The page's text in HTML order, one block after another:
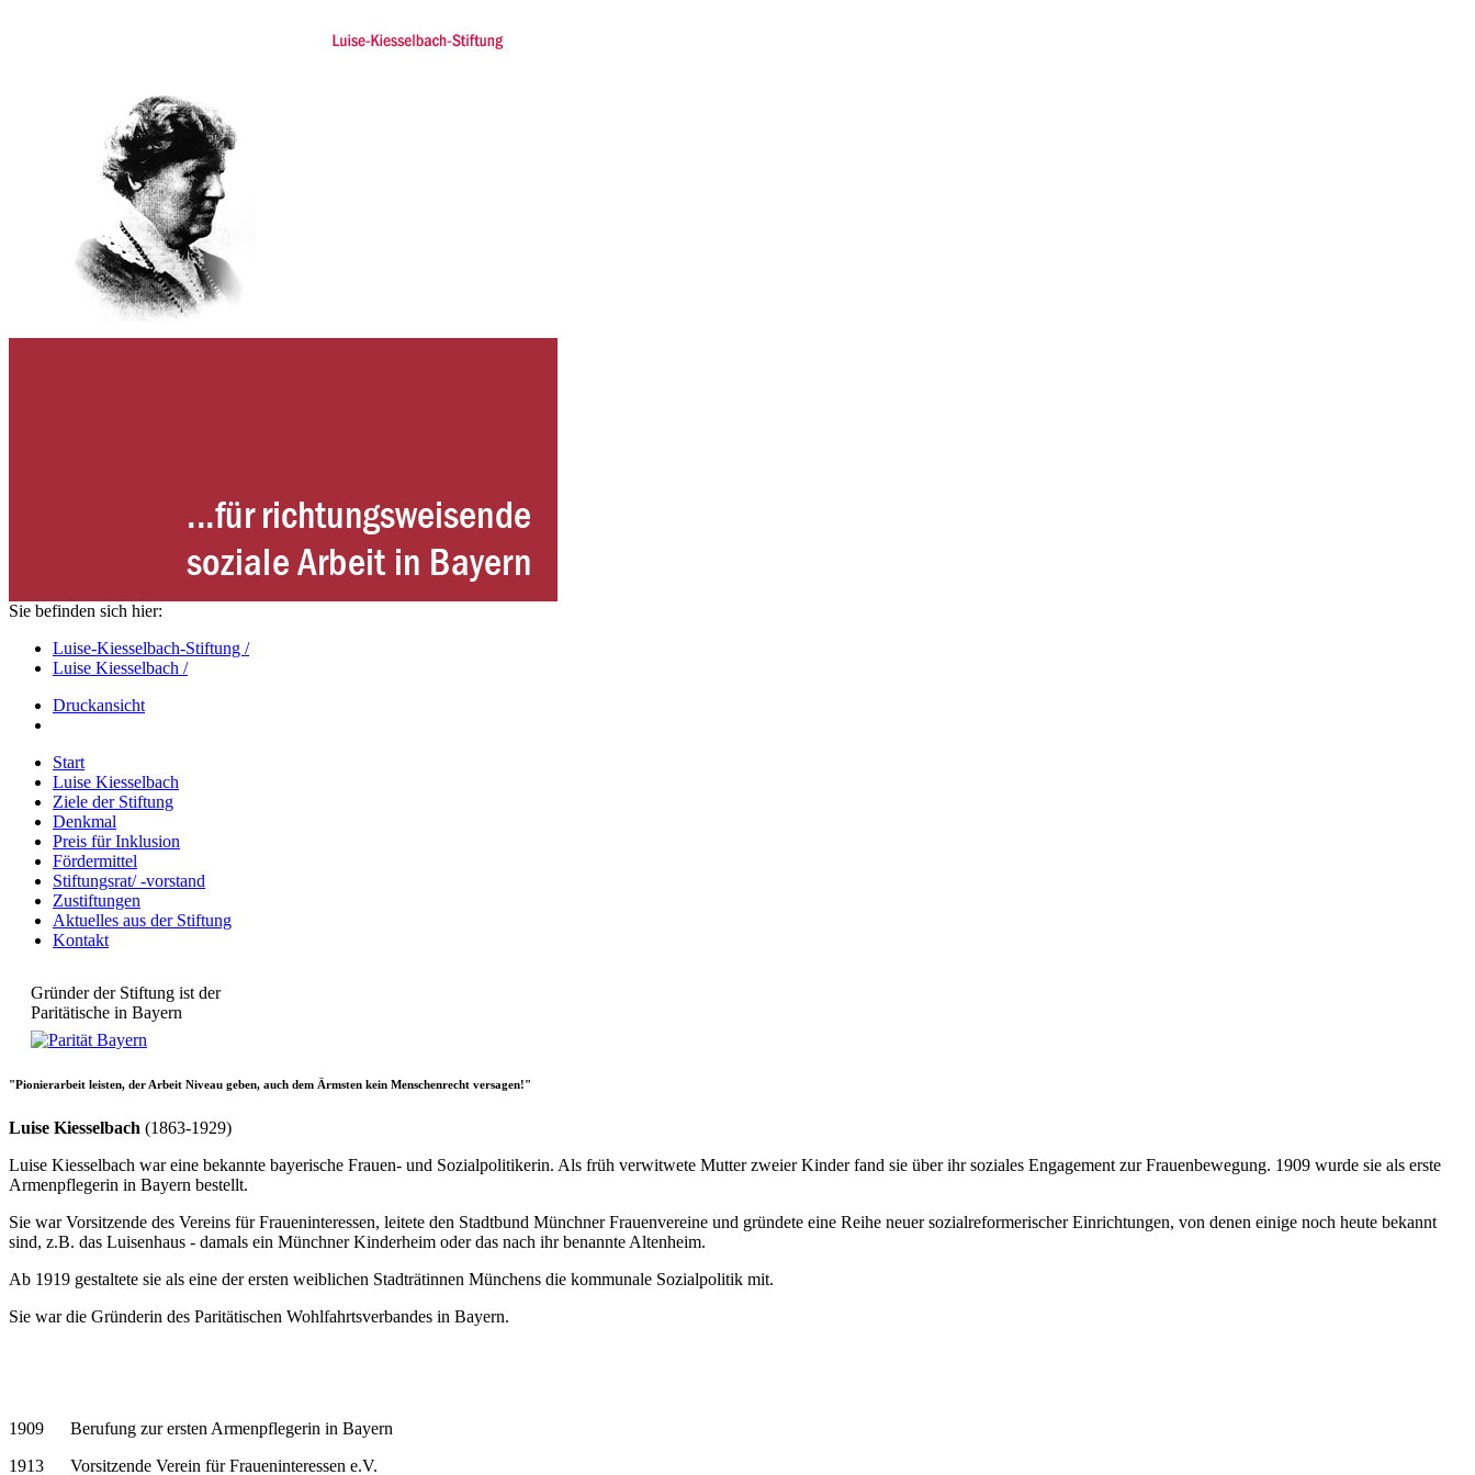
Sie befinden sich hier:
Luise-Kiesselbach-Stiftung /
Luise Kiesselbach /
Druckansicht
Start
Luise Kiesselbach
Ziele der Stiftung
Denkmal
Preis für Inklusion
Fördermittel
Stiftungsrat/ -vorstand
Zustiftungen
Aktuelles aus der Stiftung
Kontakt
Gründer der Stiftung ist der
Paritätische in Bayern
"Pionierarbeit leisten, der Arbeit Niveau geben, auch dem Ärmsten kein Menschenrecht versagen!"
Luise Kiesselbach (1863-1929)
Luise Kiesselbach war eine bekannte bayerische Frauen- und Sozialpolitikerin. Als früh verwitwete Mutter zweier Kinder fand sie über ihr soziales Engagement zur Frauenbewegung. 1909 wurde sie als erste
Armenpflegerin in Bayern bestellt.
Sie war Vorsitzende des Vereins für Fraueninteressen, leitete den Stadtbund Münchner Frauenvereine und gründete eine Reihe neuer sozialreformerischer Einrichtungen, von denen einige noch heute bekannt
sind, z.B. das Luisenhaus - damals ein Münchner Kinderheim oder das nach ihr benannte Altenheim.
Ab 1919 gestaltete sie als eine der ersten weiblichen Stadträtinnen Münchens die kommunale Sozialpolitik mit.
Sie war die Gründerin des Paritätischen Wohlfahrtsverbandes in Bayern.
1909 Berufung zur ersten Armenpflegerin in Bayern
1913 Vorsitzende Verein für Fraueninteressen e.V.